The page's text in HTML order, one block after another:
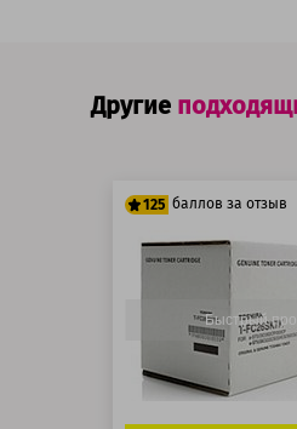
Другие
125 баллов за отзыв
100 баллов
Быстрый